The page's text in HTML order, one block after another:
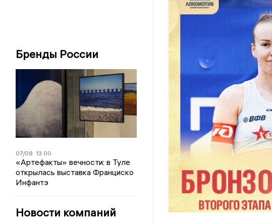
Бренды России
07/08 13:00
«Артефакты» вечности: в Туле
открылась выставка Франциско
Инфантэ
Новости компаний